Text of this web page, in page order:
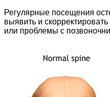
Регулярные посещения
выявить и
или проблемы с